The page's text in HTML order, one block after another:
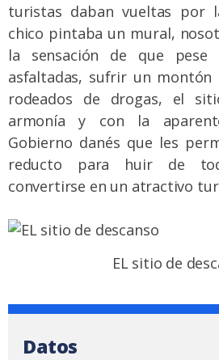
turistas daban vueltas por
chico pintaba un mural,
la sensación de que
asfaltadas, sufrir un montón
rodeados de drogas, el
armonía y con la
Gobierno danés que les
reducto para huir de
convertirse en un atractivo
EL sitio de
Datos